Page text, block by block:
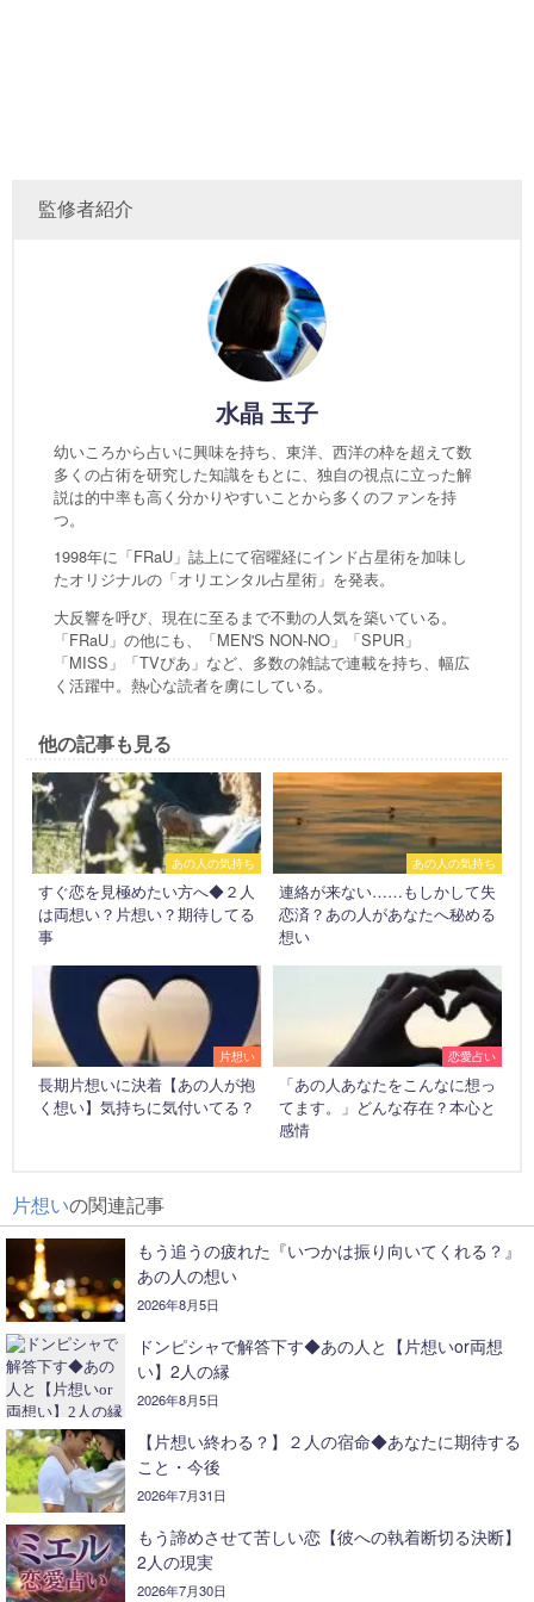
監修者紹介
水晶 玉子
幼いころから占いに興味を持ち、東洋、西洋の枠を超えて数
多くの占術を研究した知識をもとに、独自の視点に立った解
説は的中率も高く分かりやすいことから多くのファンを持
つ。
1998年に「FRaU」誌上にて宿曜経にインド占星術を加味し
たオリジナルの「オリエンタル占星術」を発表。
大反響を呼び、現在に至るまで不動の人気を築いている。
「FRaU」の他にも、「MEN'S NON-NO」「SPUR」
「MISS」「TVぴあ」など、多数の雑誌で連載を持ち、幅広
く活躍中。熱心な読者を虜にしている。
他の記事も見る
あの人の気持ち
すぐ恋を見極めたい方へ◆２人
は両想い？片想い？期待してる
事
あの人の気持ち
連絡が来ない……もしかして失
恋済？あの人があなたへ秘める
想い
片想い
長期片想いに決着【あの人が抱
く想い】気持ちに気付いてる？
恋愛占い
「あの人あなたをこんなに想っ
てます。」どんな存在？本心と
感情
片想いの関連記事
もう追うの疲れた『いつかは振り向いてくれる？』
あの人の想い
2026年8月5日
ドンピシャで解答下す◆あの人と【片想いor両想
い】2人の縁
2026年8月5日
【片想い終わる？】２人の宿命◆あなたに期待する
こと・今後
2026年7月31日
もう諦めさせて苦しい恋【彼への執着断切る決断】
2人の現実
2026年7月30日